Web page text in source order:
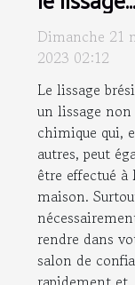
brésilien
Dimanche 21
2023 02:12
Le lissage
un lissage non
chimique qui,
autres, peut
être effectué à
maison.
rendre dans
salon de